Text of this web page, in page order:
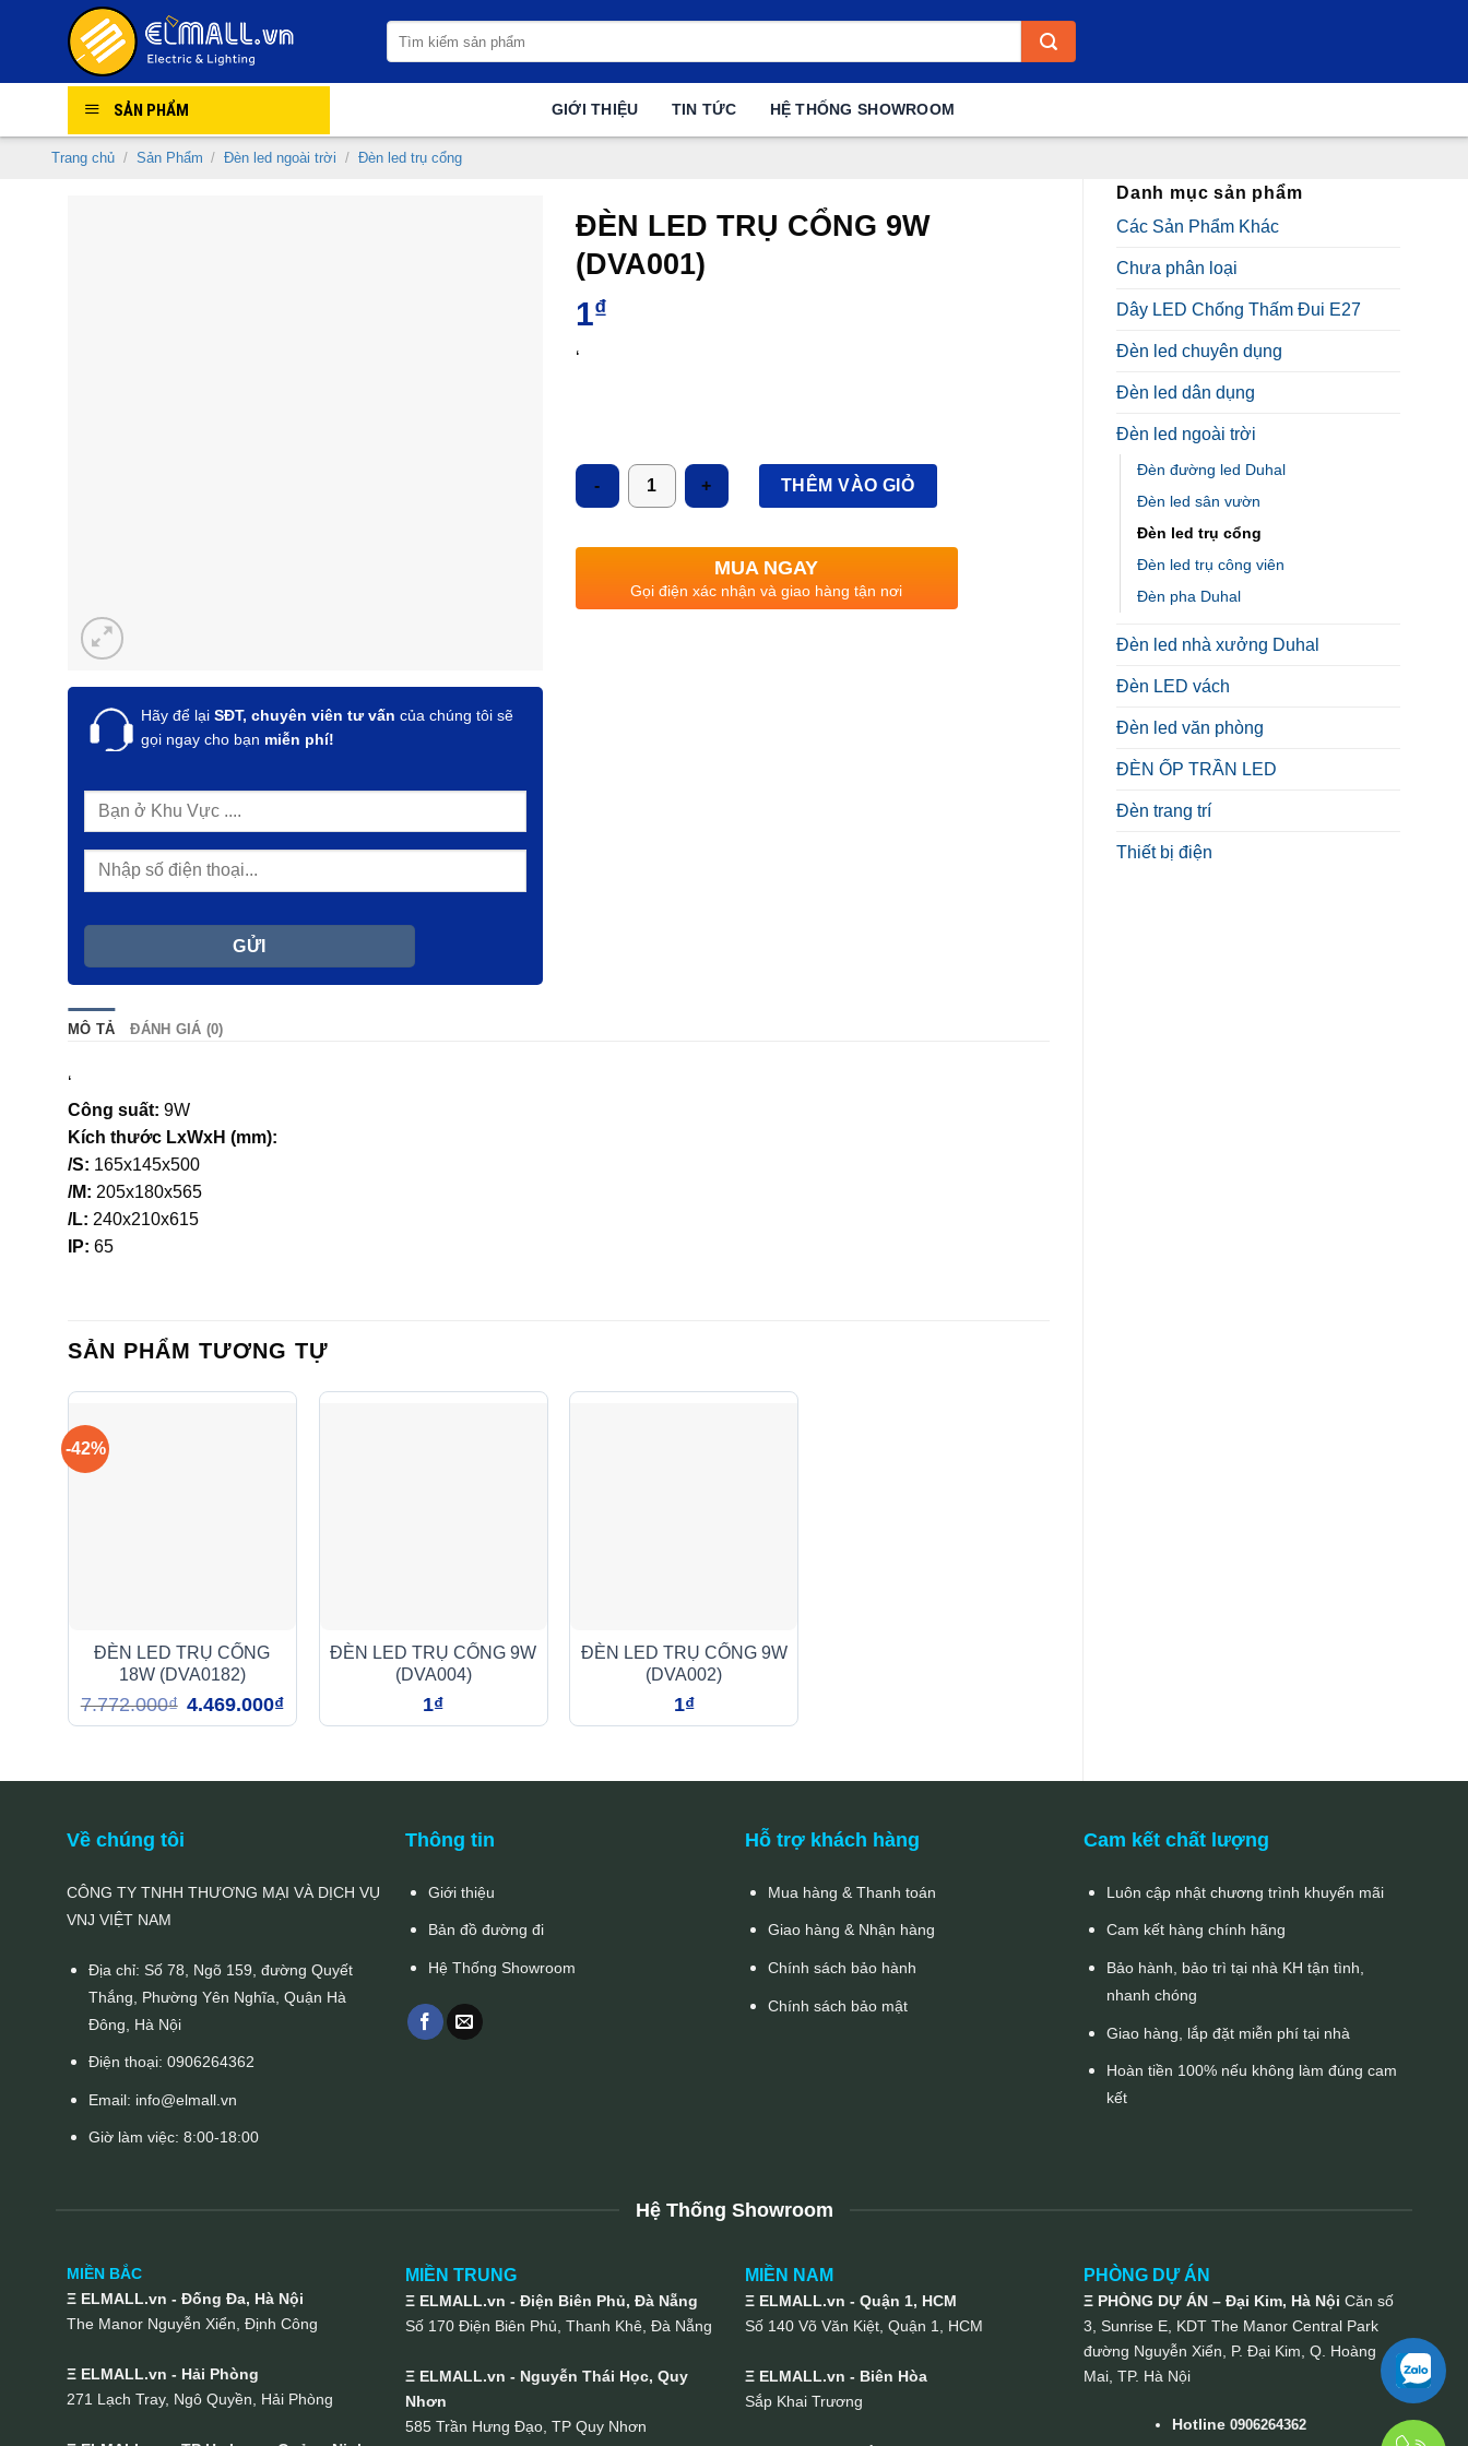
kiếm:
SẢN PHẨM GIỚI THIỆU TIN TỨC HỆ THỐNG SHOWROOM
Trang chủ / Sản Phẩm / Đèn led ngoài trời / Đèn led trụ cổng
Danh mục sản phẩm
Các Sản Phẩm Khác
Chưa phân loại
Dây LED Chống Thấm Đui E27
Đèn led chuyên dụng
Đèn led dân dụng
Đèn led ngoài trời
Đèn đường led Duhal
Đèn led sân vườn
Đèn led trụ cổng
Đèn led trụ công viên
Đèn pha Duhal
Đèn led nhà xưởng Duhal
Đèn LED vách
Đèn led văn phòng
ĐÈN ỐP TRẦN LED
Đèn trang trí
Thiết bị điện
Hãy để lại SĐT, chuyên viên tư vấn của chúng tôi sẽ
gọi ngay cho bạn miễn phí!
ĐÈN LED TRỤ CỔNG 9W
(DVA001)
1₫
‘
Số lượng
THÊM VÀO GIỎ
MUA NGAY
Gọi điện xác nhận và giao hàng tận nơi
MÔ TẢ ĐÁNH GIÁ (0)
‘
Công suất: 9W
Kích thước LxWxH (mm):
/S: 165x145x500
/M: 205x180x565
/L: 240x210x615
IP: 65
SẢN PHẨM TƯƠNG TỰ
-42%
ĐÈN LED TRỤ CỔNG
18W (DVA0182)
7.772.000₫ Giá
gốc
là:
4.469.000₫Giá
hiện
tại
ĐÈN LED TRỤ CỔNG 9W
(DVA004)
1₫
ĐÈN LED TRỤ CỔNG 9W
(DVA002)
1₫
Về chúng tôi
CÔNG TY TNHH THƯƠNG MẠI VÀ DỊCH VỤ
VNJ VIỆT NAM
Địa chỉ: Số 78, Ngõ 159, đường Quyết
Thắng, Phường Yên Nghĩa, Quận Hà
Đông, Hà Nội
Điện thoại:0906264362
Email: info@elmall.vn
Giờ làm việc: 8:00-18:00
Thông tin
Giới thiệu
Bản đồ đường đi
Hệ Thống Showroom
Hỗ trợ khách hàng
Mua hàng & Thanh toán
Giao hàng & Nhận hàng
Chính sách bảo hành
Chính sách bảo mật
Cam kết chất lượng
Luôn cập nhật chương trình khuyến mãi
Cam kết hàng chính hãng
Bảo hành, bảo trì tại nhà KH tận tình,
nhanh chóng
Giao hàng, lắp đặt miễn phí tại nhà
Hoàn tiền 100% nếu không làm đúng cam
kết
Hệ Thống Showroom
MIỀN BẮC
Ξ ELMALL.vn - Đống Đa, Hà Nội
The Manor Nguyễn Xiển, Định Công
Ξ ELMALL.vn - Hải Phòng
271 Lạch Tray, Ngô Quyền, Hải Phòng
MIỀN TRUNG
Ξ ELMALL.vn - Điện Biên Phủ, Đà Nẵng
Số 170 Điện Biên Phủ, Thanh Khê, Đà Nẵng
Ξ ELMALL.vn - Nguyễn Thái Học, Quy
Nhơn
585 Trần Hưng Đạo, TP Quy Nhơn
MIỀN NAM
Ξ ELMALL.vn - Quận 1, HCM
Số 140 Võ Văn Kiệt, Quận 1, HCM
Ξ ELMALL.vn - Biên Hòa
Sắp Khai Trương
PHÒNG DỰ ÁN
Ξ PHÒNG DỰ ÁN – Đại Kim, Hà Nội Căn số
3, Sunrise E, KDT The Manor Central Park
đường Nguyễn Xiển, P. Đại Kim, Q. Hoàng
Mai, TP. Hà Nội
Hotline0906264362